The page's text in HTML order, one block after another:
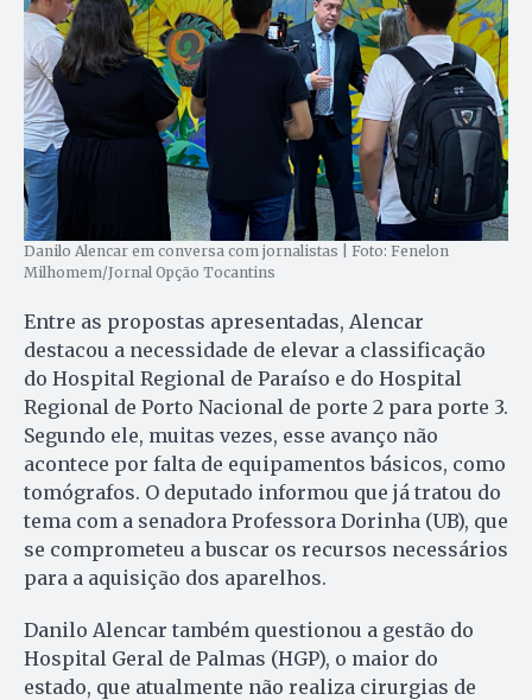
Danilo Alencar em conversa com jornalistas | Foto: Fenelon
Milhomem/Jornal Opção Tocantins
Entre as propostas apresentadas, Alencar
destacou a necessidade de elevar a classificação
do Hospital Regional de Paraíso e do Hospital
Regional de Porto Nacional de porte 2 para porte 3.
Segundo ele, muitas vezes, esse avanço não
acontece por falta de equipamentos básicos, como
tomógrafos. O deputado informou que já tratou do
tema com a senadora Professora Dorinha (UB), que
se comprometeu a buscar os recursos necessários
para a aquisição dos aparelhos.
Danilo Alencar também questionou a gestão do
Hospital Geral de Palmas (HGP), o maior do
estado, que atualmente não realiza cirurgias de